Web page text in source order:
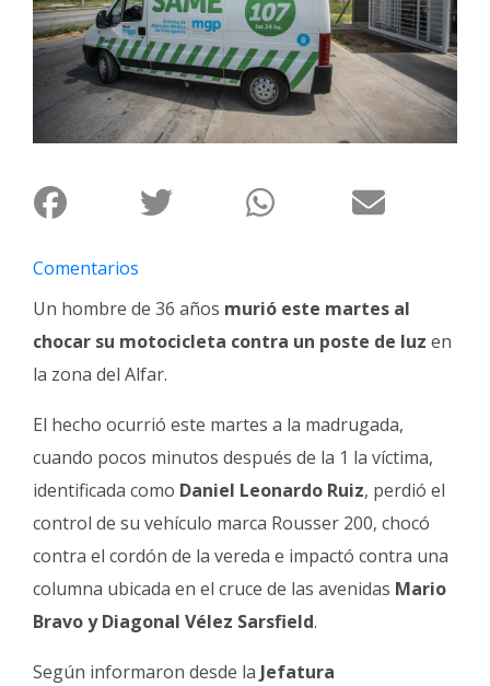
Deportes
Arte
Espectáculos
Cartelera
de
Clasificados
Fúnebres
Comentarios
Un hombre de 36 años murió este martes al
chocar su motocicleta contra un poste de luz en
la zona del Alfar.
El hecho ocurrió este martes a la madrugada,
cuando pocos minutos después de la 1 la víctima,
identificada como Daniel Leonardo Ruiz, perdió el
control de su vehículo marca Rousser 200, chocó
contra el cordón de la vereda e impactó contra una
columna ubicada en el cruce de las avenidas Mario
Bravo y Diagonal Vélez Sarsfield.
Según informaron desde la Jefatura